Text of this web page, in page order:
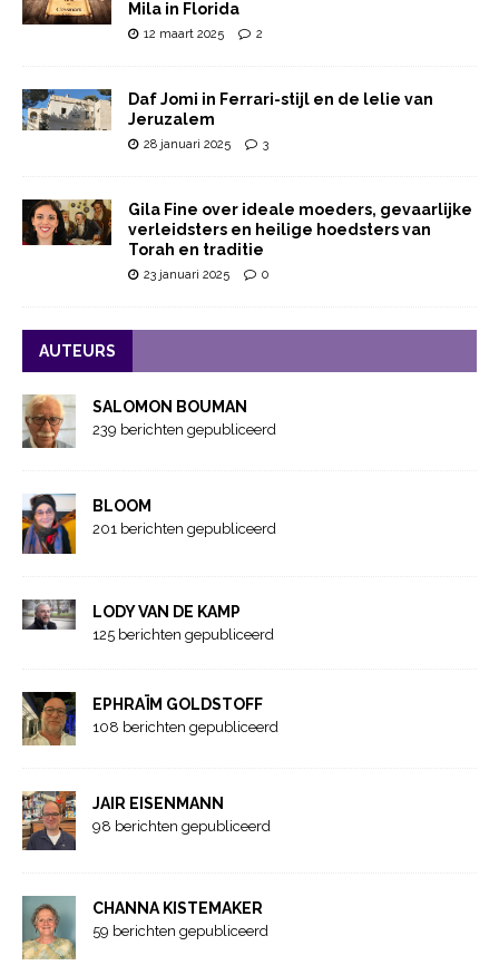
Mila in Florida
12 maart 2025 2
Daf Jomi in Ferrari-stijl en de lelie van
Jeruzalem
28 januari 2025 3
Gila Fine over ideale moeders, gevaarlijke
verleidsters en heilige hoedsters van
Torah en traditie
23 januari 2025 0
AUTEURS
SALOMON BOUMAN
239 berichten gepubliceerd
BLOOM
201 berichten gepubliceerd
LODY VAN DE KAMP
125 berichten gepubliceerd
EPHRAÏM GOLDSTOFF
108 berichten gepubliceerd
JAIR EISENMANN
98 berichten gepubliceerd
CHANNA KISTEMAKER
59 berichten gepubliceerd